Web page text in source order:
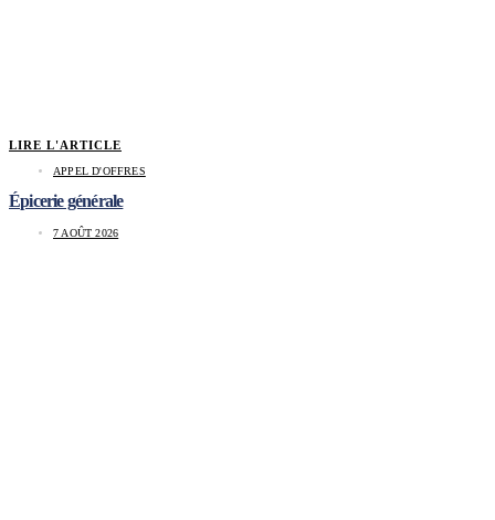
LIRE L'ARTICLE
APPEL D'OFFRES
Épicerie générale
7 AOÛT 2026